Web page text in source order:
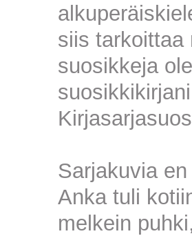
siis tarkoittaa
suosikkeja
Sarjakuvia
Anka tuli
melkein